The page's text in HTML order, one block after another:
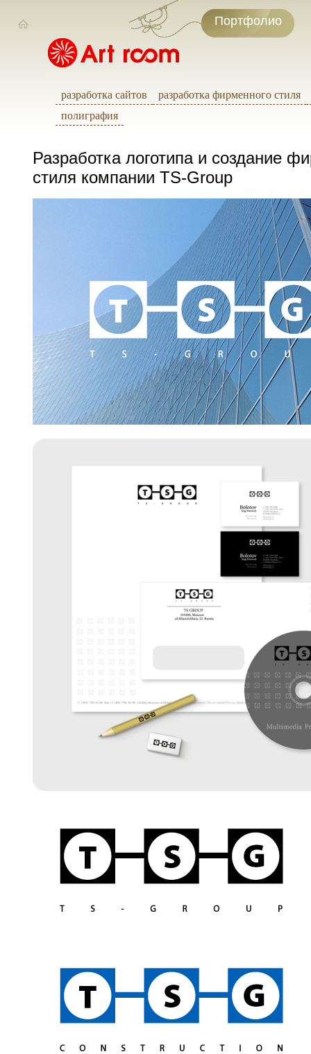
Портфолио
разработка сайтов
разработка фирменного стиля
полиграфия
Разработка логотипа и создание
стиля компании TS-Group